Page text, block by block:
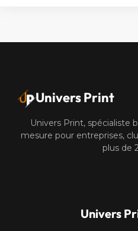
Univers Print
Univers Print, spécialiste
mesure pour entreprises,
plus de
Univers